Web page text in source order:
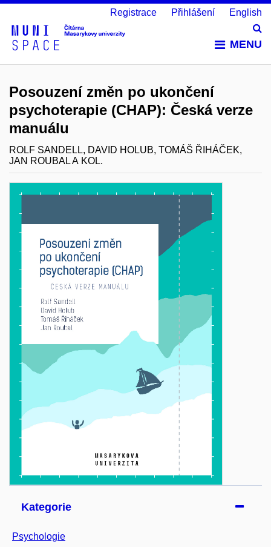
MENU
Registrace Přihlášení English
Posouzení změn po ukončení
psychoterapie (CHAP): Česká verze
manuálu
ROLF SANDELL, DAVID HOLUB, TOMÁŠ ŘIHÁČEK,
JAN ROUBAL A KOL.
Kategorie
Psychologie